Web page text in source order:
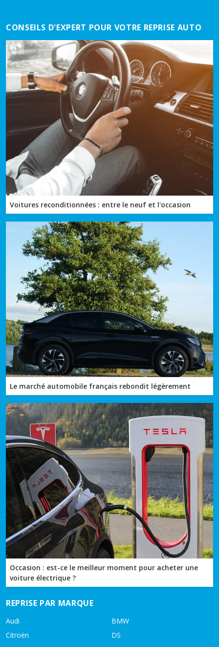
CONSEILS D'EXPERT POUR VOTRE REPRISE AUTO
Voitures reconditionnées : entre le neuf et l'occasion
Le marché automobile français rebondit légèrement
Occasion : est-ce le meilleur moment pour acheter une
voiture électrique ?
REPRISE PAR MARQUE
Audi
BMW
Citroën
DS